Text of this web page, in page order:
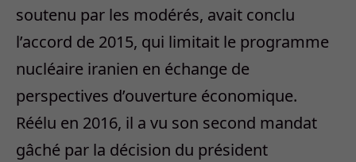
soutenu par les modérés, avait conclu
l’accord de 2015, qui limitait le programme
nucléaire iranien en échange de
perspectives d’ouverture économique.
Réélu en 2016, il a vu son second mandat
gâché par la décision du président